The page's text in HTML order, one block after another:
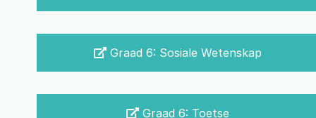
Graad 6: Sosiale Wetenskap
Graad 6: Toetse